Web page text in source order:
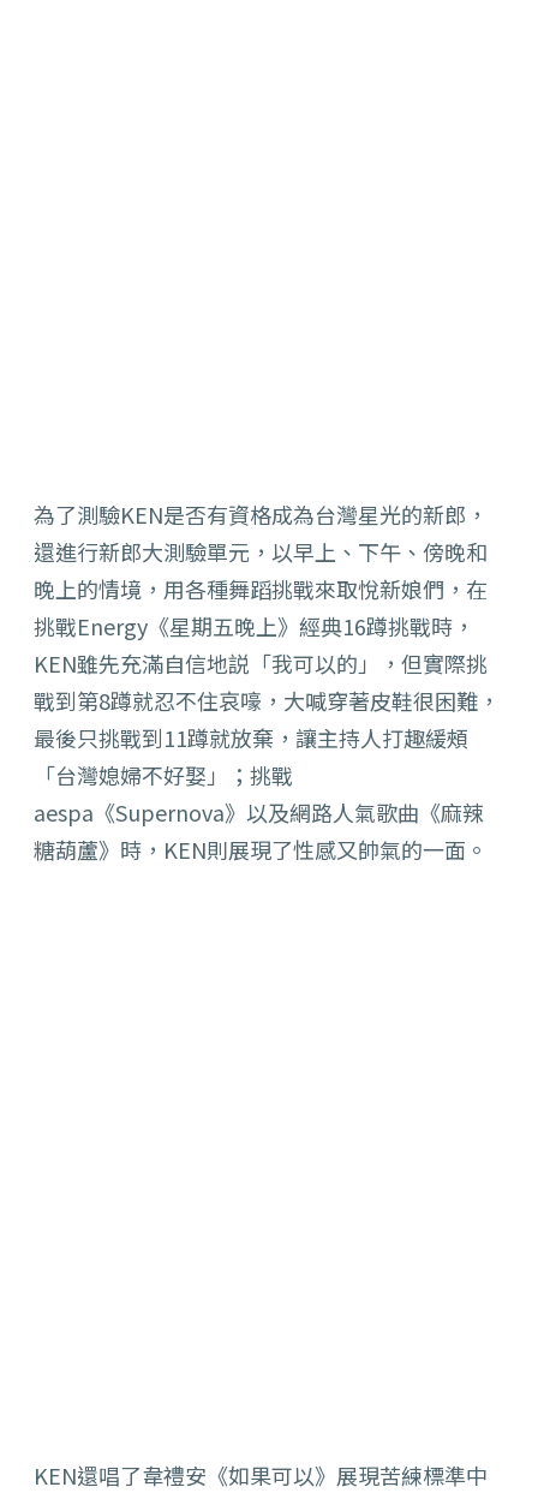
為了測驗KEN是否有資格成為台灣星光的新郎，
還進行新郎大測驗單元，以早上、下午、傍晚和
晚上的情境， 用各種舞蹈挑戰來取悅新娘們，在
挑戰Energy《星期五晚上》 經典16蹲挑戰時，
KEN雖先充滿自信地説「我可以的」， 但實際挑
戰到第8蹲就忍不住哀嚎，大喊穿著皮鞋很困難，
最後只挑戰到11蹲就放棄，讓主持人打趣緩頰
「台灣媳婦不好娶」
；挑戰
aespa《Supernova》以及網路人氣歌曲《麻辣
糖葫蘆》時，KEN則展現了性感又帥氣的一面。
KEN還唱了韋禮安《如果可以》展現苦練標準中